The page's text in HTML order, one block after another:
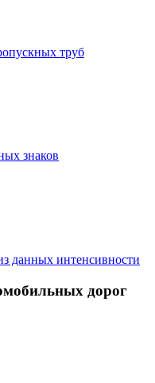
труб
знаков
данных интенсивности
дорог